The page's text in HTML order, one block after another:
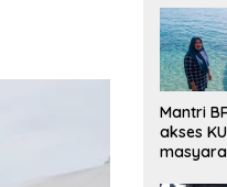
Mantri
akses